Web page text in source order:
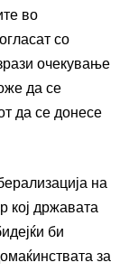
во
со
очекување
да се
да се донесе
на
кој државата
би
за